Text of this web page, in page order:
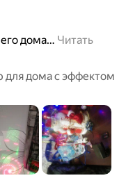
дома… Читать
дома с эффектом